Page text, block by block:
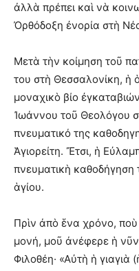
ἀλλὰ πρέπει καὶ νὰ
Ὀρθόδοξη ἐνορία στὴ
Μετὰ τὴν κοίμηση τοῦ
του στὴ Θεσσαλονίκη, ἡ
μοναχικὸ βίο
Ἰωάννου τοῦ Θεολόγου
πνευματικό της
Ἁγιορείτη. Ἔτσι, ἡ
πνευματικὴ
ἁγίου.
Πρὶν ἀπὸ ἕνα χρόνο,
μονή, μοῦ ἀνέφερε ἡ
Φιλοθέη· «Αὐτὴ ἡ